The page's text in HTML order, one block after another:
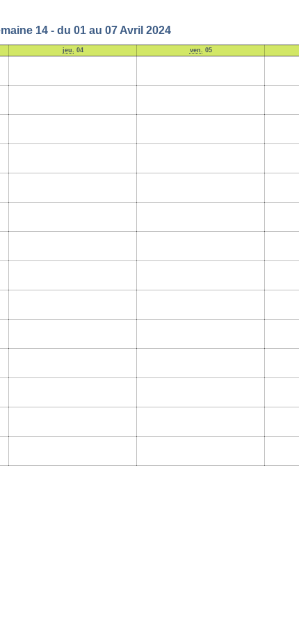
14 - du 01 au 07 Avril 2024
jeu. 04 ven. 05